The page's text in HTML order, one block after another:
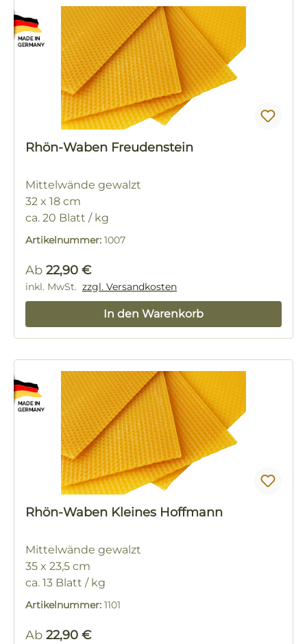
Rhön-Waben Freudenstein
Mittelwände gewalzt
32 x 18 cm
ca. 20 Blatt / kg
Artikelnummer: 1007
Regulärer Preis:
Ab 22,90 €
inkl. MwSt. zzgl. Versandkosten
In den Warenkorb
Rhön-Waben Kleines Hoffmann
Mittelwände gewalzt
35 x 23,5 cm
ca. 13 Blatt / kg
Artikelnummer: 1101
Regulärer Preis:
Ab 22,90 €